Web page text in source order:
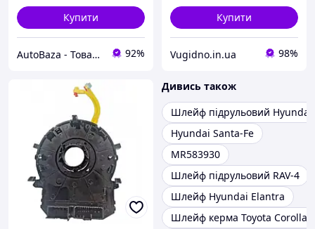
Купити
AutoBaza - Товари для автомобілей та життя 92%
Купити
Vugidno.in.ua 98%
Дивись також
Шлейф підрульовий Hyundai
Hyundai Santa-Fe
MR583930
Шлейф підрульовий RAV-4
Шлейф Hyundai Elantra
Шлейф керма Toyota Corolla